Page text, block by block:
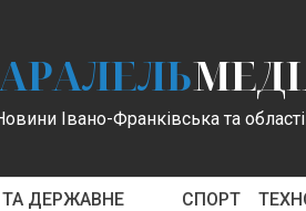
Івано-Франківська та області
ТА ДЕРЖАВНЕ
СПОРТ